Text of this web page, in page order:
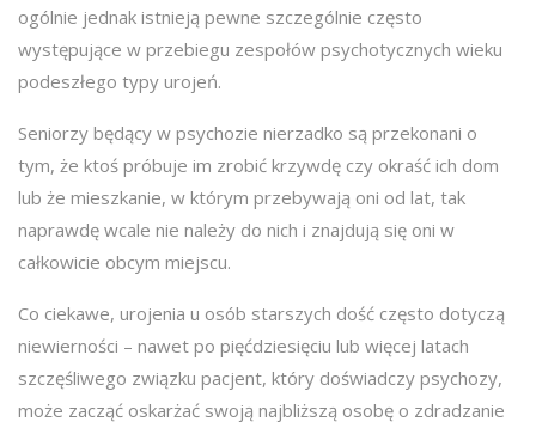
ogólnie jednak istnieją pewne szczególnie często
występujące w przebiegu zespołów psychotycznych wieku
podeszłego typy urojeń.
Seniorzy będący w psychozie nierzadko są przekonani o
tym, że ktoś próbuje im zrobić krzywdę czy okraść ich dom
lub że mieszkanie, w którym przebywają oni od lat, tak
naprawdę wcale nie należy do nich i znajdują się oni w
całkowicie obcym miejscu.
Co ciekawe, urojenia u osób starszych dość często dotyczą
niewierności – nawet po pięćdziesięciu lub więcej latach
szczęśliwego związku pacjent, który doświadczy psychozy,
może zacząć oskarżać swoją najbliższą osobę o zdradzanie